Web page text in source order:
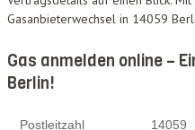
Gasanbieterwechsel in 14059
Gas anmelden online –
Berlin!